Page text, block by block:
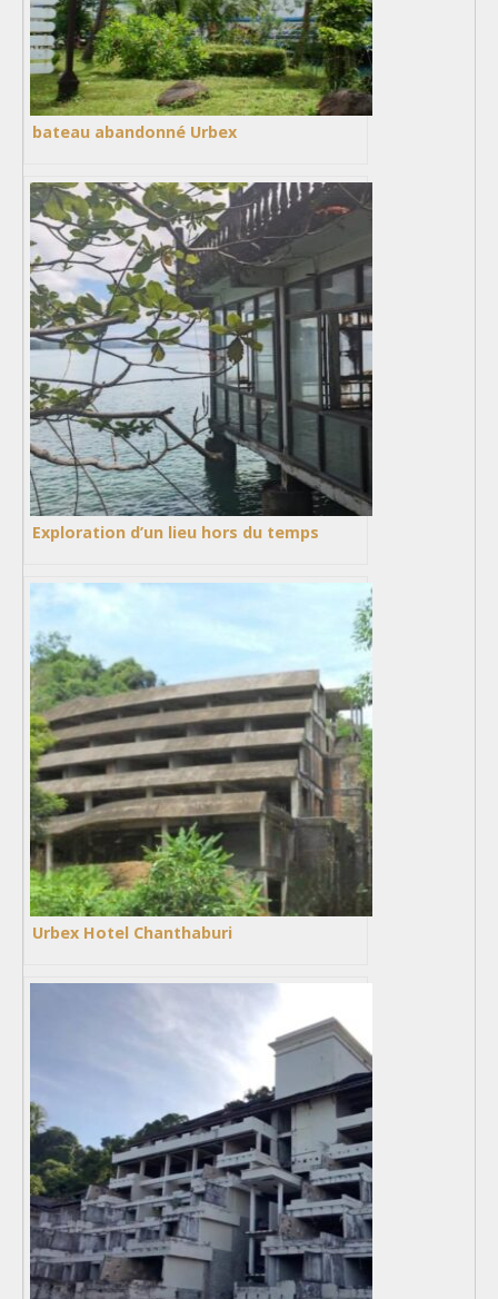
bateau abandonné Urbex
Exploration d’un lieu hors du temps
Urbex Hotel Chanthaburi